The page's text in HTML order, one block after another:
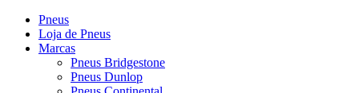
Pneus
Loja de Pneus
Marcas
Pneus Bridgestone
Pneus Dunlop